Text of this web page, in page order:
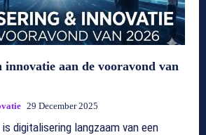
aan de vooravond van
29 December 2025
digitalisering langzaam van een